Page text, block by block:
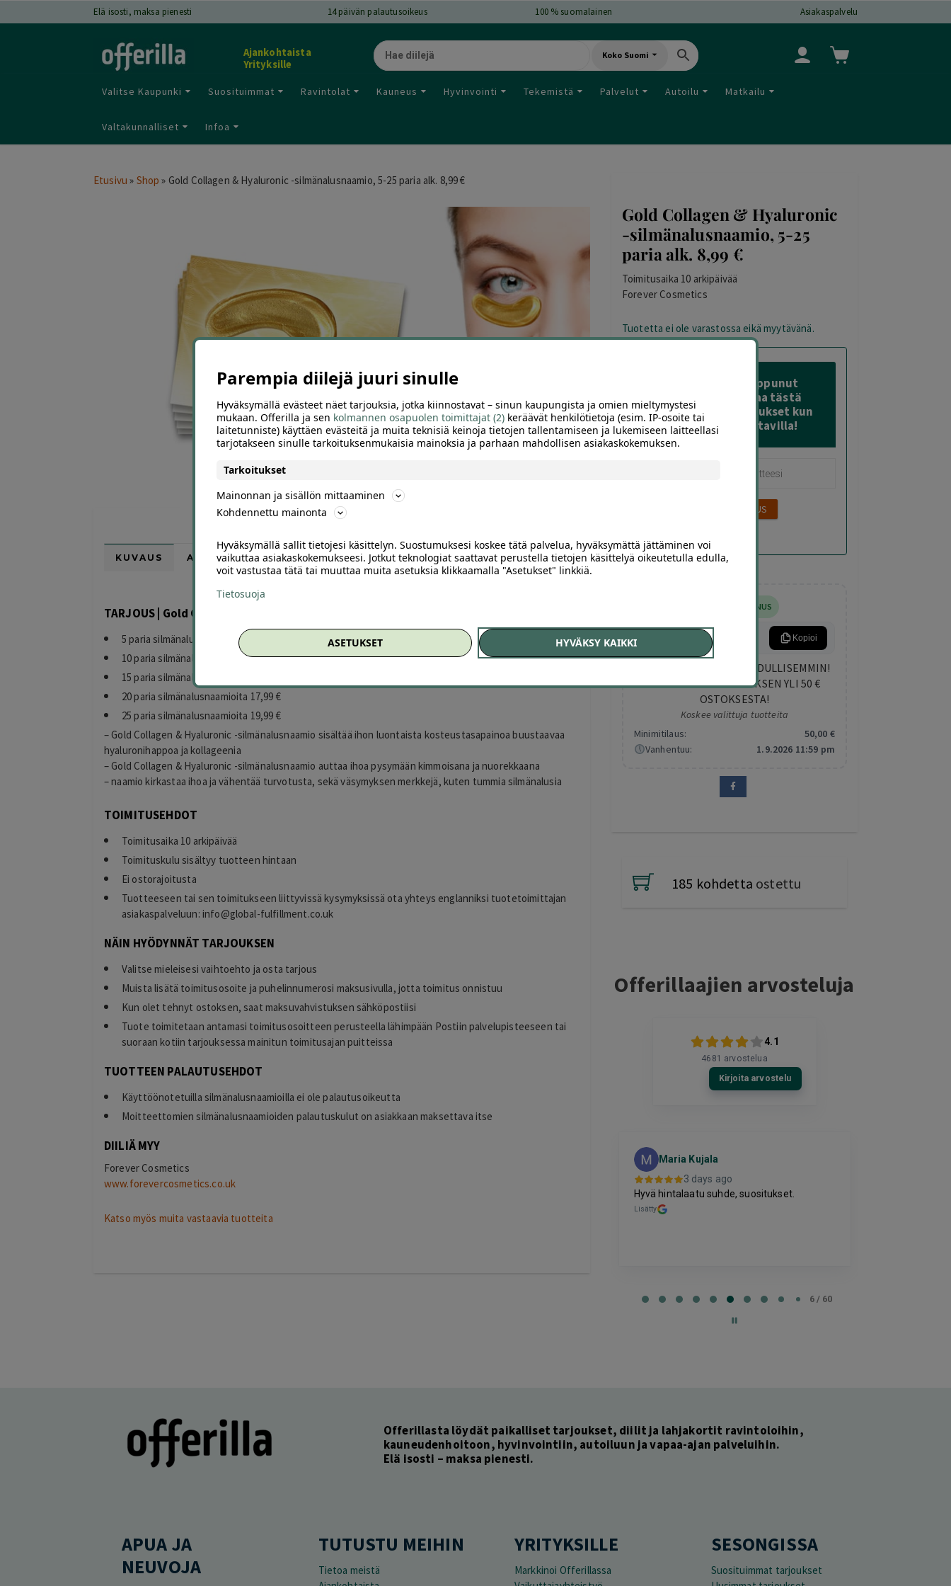
Elä isosti, maksa pienesti 14päivän palautusoikeus 100 % suomalainen Asiakaspalvelu
Ajankohtaista
Yrityksille
Koko Suomi
Valitse Kaupunki Suosituimmat Ravintolat Kauneus Hyvinvointi Tekemistä Palvelut Autoilu Matkailu
Valtakunnalliset Infoa
Etusivu » Shop » Gold Collagen & Hyaluronic -silmänalusnaamio, 5-25 paria alk. 8,99 €
KUVAUS ARVIOT (0) SUOSITTELE
TARJOUS | Gold Collagen & Hyaluronic -silmänalusnaamio, 5-25 paria
5 paria silmänalusnaamioita 8,99 €
10 paria silmänalusnaamioita 12,99 €
15 paria silmänalusnaamioita 15,99 €
20 paria silmänalusnaamioita 17,99 €
25 paria silmänalusnaamioita 19,99 €
– Gold Collagen & Hyaluronic -silmänalusnaamio sisältää ihon luontaista kosteustasapainoa buustaavaa
hyaluronihappoa ja kollageenia
– Gold Collagen & Hyaluronic -silmänalusnaamio auttaa ihoa pysymään kimmoisana ja nuorekkaana
– naamio kirkastaa ihoa ja vähentää turvotusta, sekä väsymyksen merkkejä, kuten tummia silmänalusia
TOIMITUSEHDOT
Toimitusaika 10 arkipäivää
Toimituskulu sisältyy tuotteen hintaan
Ei ostorajoitusta
Tuotteeseen tai sen toimitukseen liittyvissä kysymyksissä ota yhteys englanniksi tuotetoimittajan
asiakaspalveluun: info@global-fulfillment.co.uk
NÄIN HYÖDYNNÄT TARJOUKSEN
Valitse mieleisesi vaihtoehto ja osta tarjous
Muista lisätä toimitusosoite ja puhelinnumerosi maksusivulla, jotta toimitus onnistuu
Kun olet tehnyt ostoksen, saat maksuvahvistuksen sähköpostiisi
Tuote toimitetaan antamasi toimitusosoitteen perusteella lähimpään Postiin palvelupisteeseen tai
suoraan kotiin tarjouksessa mainitun toimitusajan puitteissa
TUOTTEEN PALAUTUSEHDOT
Käyttöönotetuilla silmänalusnaamioilla ei ole palautusoikeutta
Moitteettomien silmänalusnaamioiden palautuskulut on asiakkaan maksettava itse
DIILIÄ MYY
Forever Cosmetics
www.forevercosmetics.co.uk
Katso myös muita vastaavia tuotteita
Gold Collagen & Hyaluronic
-silmänalusnaamio, 5-25
paria alk. 8,99 €
Toimitusaika 10 arkipäivää
Forever Cosmetics
Tuotetta ei ole varastossa eikä myytävänä.
Tämä diili on loppunut
varastosta – Tilaa tästä
sähköposti-ilmoitukset kun
sitä on taas saatavilla!
LISÄALENNUS
Kopioi
NAPPAA KESÄN DIILIT EDULLISEMMIN!
SAAT 5 € LISÄALENNUKSEN YLI 50 €
OSTOKSESTA!
Koskee valittuja tuotteita
Minimitilaus:
50,00 €
Vanhentuu:
1.9.2026 11:59 pm
185 kohdetta ostettu
Offerillaajien arvosteluja
4.1
4681 arvostelua
Kirjoita arvostelu
Espoo
2 days ago
selkeää ja vaivatonta
Maria Kujala
3 days ago
Hyvä hintalaatu suhde, suositukset.
Lisätty
6 / 60
Offerillasta löydät paikalliset tarjoukset, diilit ja lahjakortit ravintoloihin,
kauneudenhoitoon, hyvinvointiin, autoiluun ja vapaa-ajan palveluihin.
Elä isosti – maksa pienesti.
APUA JA
NEUVOJA
TUTUSTU MEIHIN
Tietoa meistä
YRITYKSILLE
Markkinoi Offerillassa
SESONGISSA
Suosituimmat tarjoukset
Parempia diilejä juuri sinulle
Hyväksymällä evästeet näet tarjouksia, jotka kiinnostavat – sinun kaupungista ja omien mieltymystesi
mukaan. Offerilla ja sen kolmannen osapuolen toimittajat (2) keräävät henkilötietoja (esim. IP-osoite tai
laitetunniste) käyttäen evästeitä ja muita teknisiä keinoja tietojen tallentamiseen ja lukemiseen laitteellasi
tarjotakseen sinulle tarkoituksenmukaisia mainoksia ja parhaan mahdollisen asiakaskokemuksen.
Tarkoitukset
Mainonnan ja sisällön mittaaminen
Kohdennettu mainonta
Hyväksymällä sallit tietojesi käsittelyn. Suostumuksesi koskee tätä palvelua, hyväksymättä jättäminen voi
vaikuttaa asiakaskokemukseesi. Jotkut teknologiat saattavat perustella tietojen käsittelyä oikeutetulla edulla,
voit vastustaa tätä tai muuttaa muita asetuksia klikkaamalla "Asetukset" linkkiä.
Tietosuoja
ASETUKSET HYVÄKSY KAIKKI